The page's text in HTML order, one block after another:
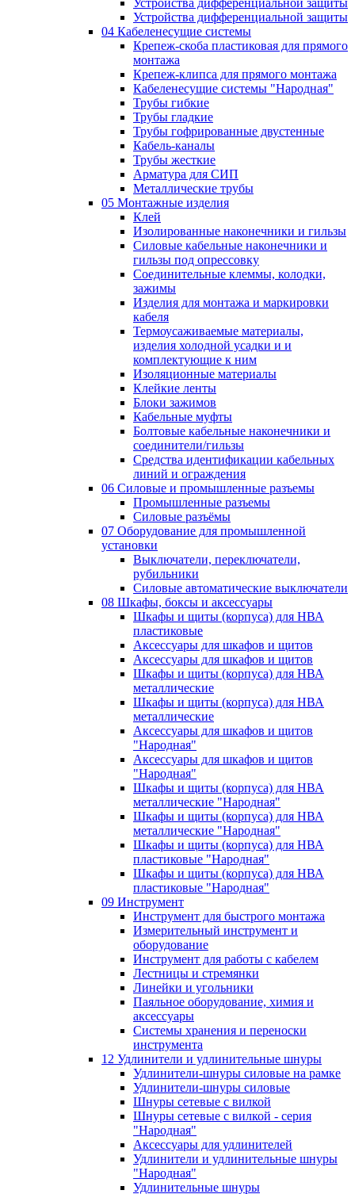
Устройства дифференциальной защиты
Устройства дифференциальной защиты
04 Кабеленесущие системы
Крепеж-скоба пластиковая для прямого
монтажа
Крепеж-клипса для прямого монтажа
Кабеленесущие системы "Народная"
Трубы гибкие
Трубы гладкие
Трубы гофрированные двустенные
Кабель-каналы
Трубы жесткие
Арматура для СИП
Металлические трубы
05 Монтажные изделия
Клей
Изолированные наконечники и гильзы
Силовые кабельные наконечники и
гильзы под опрессовку
Соединительные клеммы, колодки,
зажимы
Изделия для монтажа и маркировки
кабеля
Термоусаживаемые материалы,
изделия холодной усадки и и
комплектующие к ним
Изоляционные материалы
Клейкие ленты
Блоки зажимов
Кабельные муфты
Болтовые кабельные наконечники и
соединители/гильзы
Средства идентификации кабельных
линий и ограждения
06 Силовые и промышленные разъемы
Промышленные разъемы
Силовые разъёмы
07 Оборудование для промышленной
установки
Выключатели, переключатели,
рубильники
Силовые автоматические выключатели
08 Шкафы, боксы и аксессуары
Шкафы и щиты (корпуса) для НВА
пластиковые
Аксессуары для шкафов и щитов
Аксессуары для шкафов и щитов
Шкафы и щиты (корпуса) для НВА
металлические
Шкафы и щиты (корпуса) для НВА
металлические
Аксессуары для шкафов и щитов
"Народная"
Аксессуары для шкафов и щитов
"Народная"
Шкафы и щиты (корпуса) для НВА
металлические "Народная"
Шкафы и щиты (корпуса) для НВА
металлические "Народная"
Шкафы и щиты (корпуса) для НВА
пластиковые "Народная"
Шкафы и щиты (корпуса) для НВА
пластиковые "Народная"
09 Инструмент
Инструмент для быстрого монтажа
Измерительный инструмент и
оборудование
Инструмент для работы с кабелем
Лестницы и стремянки
Линейки и угольники
Паяльное оборудование, химия и
аксессуары
Системы хранения и переноски
инструмента
12 Удлинители и удлинительные шнуры
Удлинители-шнуры силовые на рамке
Удлинители-шнуры силовые
Шнуры сетевые с вилкой
Шнуры сетевые с вилкой - серия
"Народная"
Аксессуары для удлинителей
Удлинители и удлинительные шнуры
"Народная"
Удлинительные шнуры